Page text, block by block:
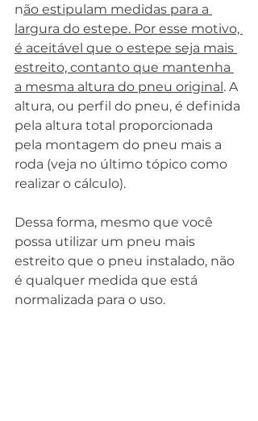
não estipulam medidas para a
largura do estepe. Por esse motivo,
é aceitável que o estepe seja mais
estreito, contanto que mantenha
a mesma altura do pneu original. A
altura, ou perfil do pneu, é definida
pela altura total proporcionada
pela montagem do pneu mais a
roda (veja no último tópico como
realizar o cálculo).
Dessa forma, mesmo que você
possa utilizar um pneu mais
estreito que o pneu instalado, não
é qualquer medida que está
normalizada para o uso.